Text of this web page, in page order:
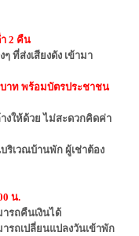
2 คืน
ที่ส่งเสียงดัง เข้ามา
าท พร้อมบัตรประชาชน
งให้ด้วย ไม่สะดวกคิดค่า
ริเวณบ้านพัก ผู้เช่าต้อง
น.
ารถคืนเงินได้
ารถเปลี่ยนแปลงวันเข้าพัก